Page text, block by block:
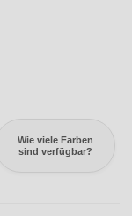
Wie viele Farben
sind verfügbar?